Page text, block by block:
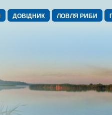
ДОВІДНИК ЛОВЛЯ РИБИ